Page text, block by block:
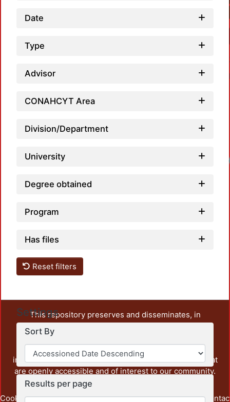
Date
Type
Advisor
CONAHCYT Area
Division/Department
University
Degree obtained
Program
Has files
Reset filters
Settings
Sort By
Results per page
This repository preserves and disseminates, in
unrestricted open access, the teaching and research
output of UAM Azcapotzalco. It also includes some
administrative and graphic documents from the
institution, as well as content from other institutions that
are openly accessible and of interest to our community.
Cookie Privacy End User Send